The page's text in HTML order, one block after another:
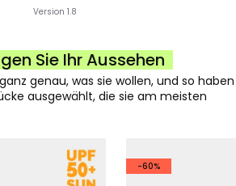
Sie Ihr Aussehen
genau, was sie wollen, und so haben
ausgewählt, die sie am meisten
-60%